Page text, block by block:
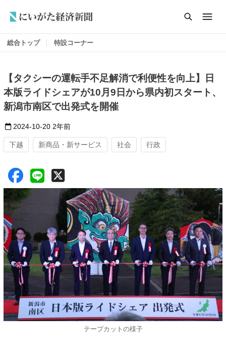
総合トップ 特設コーナー
【タクシーの運転手不足解消で利便性を向上】日
本版ライドシェアが10月9日から県内初スタート、
新潟市南区で出発式を開催
2024-10-20 2年前
下越 新商品・新サービス 社会 行政
テープカットの様子